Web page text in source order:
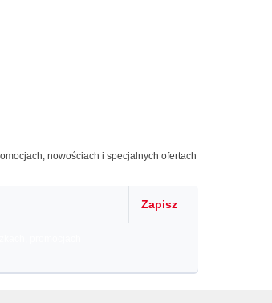
nowościach i specjalnych ofertach
Zapisz